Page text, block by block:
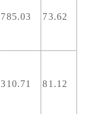
785.03 73.62
310.71 81.12